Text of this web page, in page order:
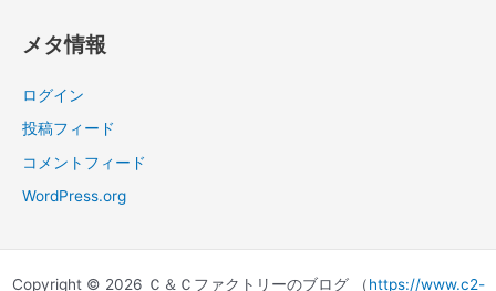
メタ情報
ログイン
投稿フィード
コメントフィード
WordPress.org
Copyright © 2026 Ｃ＆Ｃファクトリーのブログ （https://www.c2-